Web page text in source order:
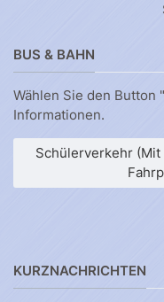
BUS & BAHN
Wählen Sie den
Informationen.
Schülerverkehr
KURZNACHRICHTEN